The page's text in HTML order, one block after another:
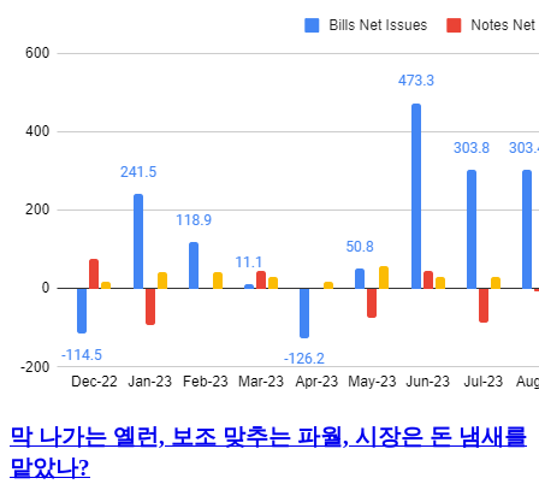
막 나가는 옐런, 보조 맞추는 파월, 시장은 돈 냄새를
맡았나?